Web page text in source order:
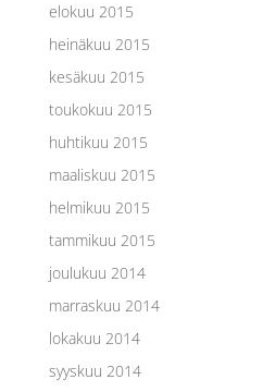
elokuu 2015
heinäkuu 2015
kesäkuu 2015
toukokuu 2015
huhtikuu 2015
maaliskuu 2015
helmikuu 2015
tammikuu 2015
joulukuu 2014
marraskuu 2014
lokakuu 2014
syyskuu 2014